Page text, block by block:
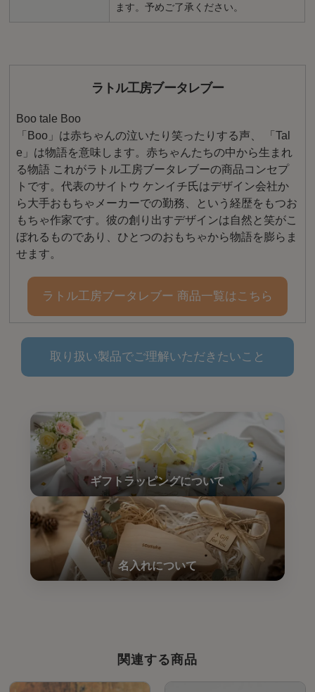
ます。予めご了承ください。
ラトル工房ブータレブー
Boo tale Boo
「Boo」は赤ちゃんの泣いたり笑ったりする声、 「Tal
e」は物語を意味します。赤ちゃんたちの中から生まれ
る物語 これがラトル工房ブータレブーの商品コンセプ
トです。代表のサイトウ ケンイチ氏はデザイン会社か
ら大手おもちゃメーカーでの勤務、という経歴をもつお
もちゃ作家です。彼の創り出すデザインは自然と笑がこ
ぼれるものであり、ひとつのおもちゃから物語を膨らま
せます。
ラトル工房ブータレブー 商品一覧はこちら
取り扱い製品でご理解いただきたいこと
関連する商品